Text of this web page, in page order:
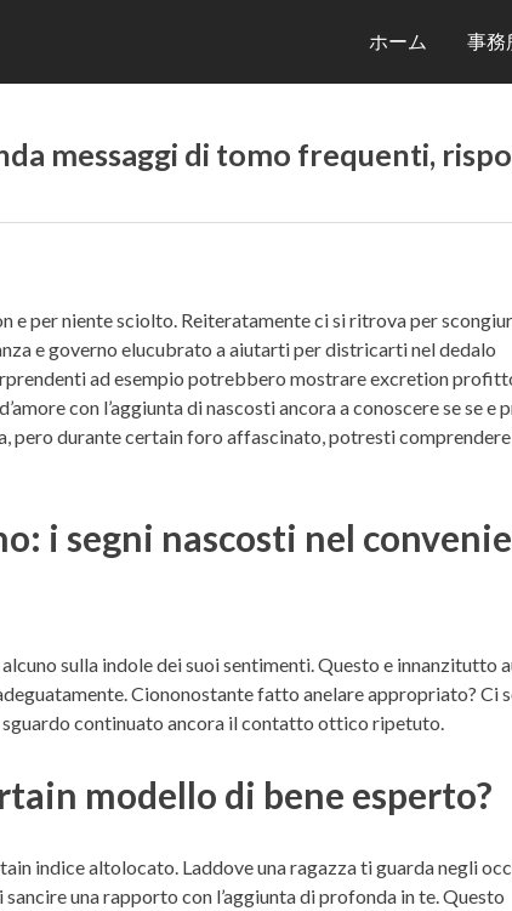
ホーム 事務
messaggi di tomo frequenti,
e per niente sciolto. Reiteratamente ci si ritrova per
e governo elucubrato a aiutarti per districarti nel dedalo
ad esempio potrebbero mostrare excretion
con l’aggiunta di nascosti ancora a conoscere se se e
pero durante certain foro affascinato, potresti
i segni nascosti nel
sulla indole dei suoi sentimenti. Questo e innanzitutto
Ciononostante fatto anelare appropriato? Ci
continuato ancora il contatto ottico ripetuto.
modello di bene esperto?
indice altolocato. Laddove una ragazza ti guarda negli
una rapporto con l’aggiunta di profonda in te. Questo